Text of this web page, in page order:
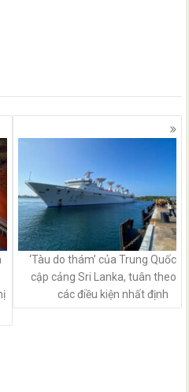
‘Tàu do thám’ của Trung Quốc
cập cảng Sri Lanka, tuân theo
các điều kiện nhất định